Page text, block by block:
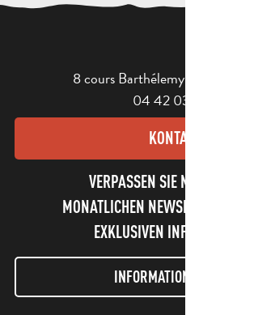
8 cours Barthélemy - 13400
04 42 03 49 98
KONTAKT
VERPASSEN SIE NICHT
MONATLICHEN NEWSLETTER UND
EXKLUSIVEN
INFORMATIONEN LETTER